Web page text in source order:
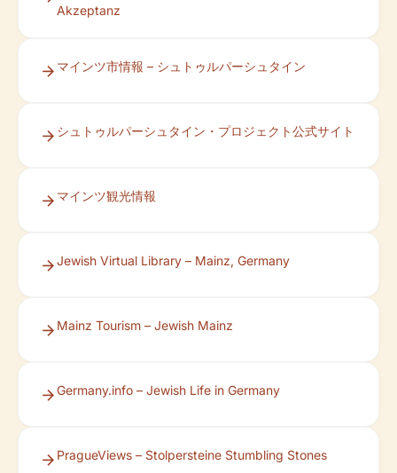
Akzeptanz
マインツ市情報 – シュトゥルパーシュタイン
シュトゥルパーシュタイン・プロジェクト公式サイト
マインツ観光情報
Jewish Virtual Library – Mainz, Germany
Mainz Tourism – Jewish Mainz
Germany.info – Jewish Life in Germany
PragueViews – Stolpersteine Stumbling Stones